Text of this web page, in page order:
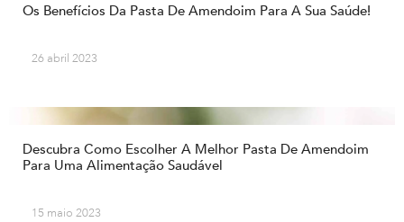
Os Benefícios Da Pasta De Amendoim Para A Sua Saúde!
26 abril 2023
Descubra Como Escolher A Melhor Pasta De Amendoim
Para Uma Alimentação Saudável
15 maio 2023